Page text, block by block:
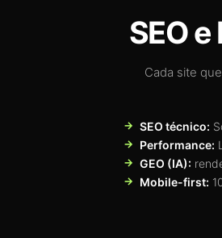
SEO
Cada site
SEO técnico:
Performance:
GEO (IA):
Mobile-first: